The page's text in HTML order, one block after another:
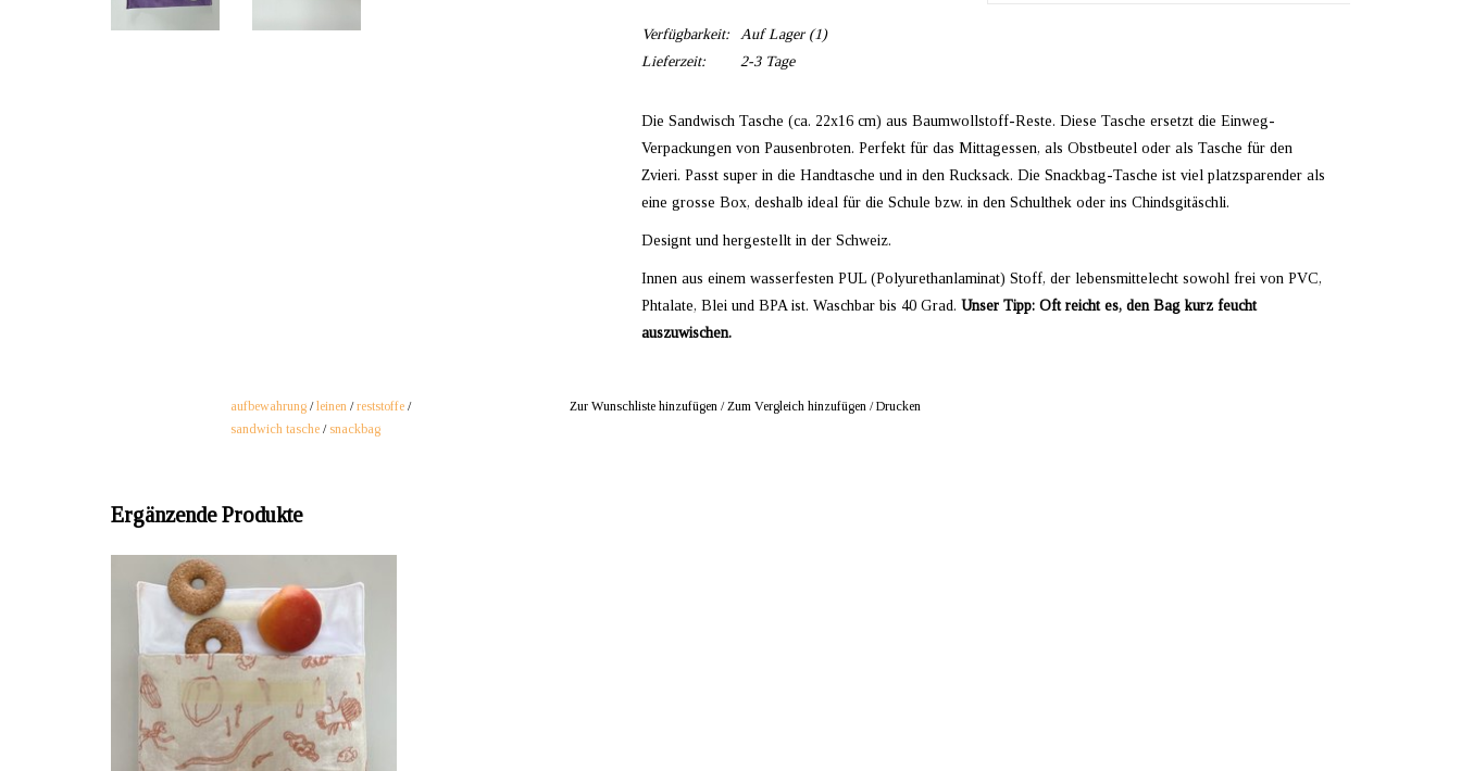
Verfügbarkeit: Auf Lager(1)
Lieferzeit:
2-3 Tage
Die Sandwisch Tasche (ca. 22x16 cm) aus Baumwollstoff-Reste. Diese Tasche ersetzt die Einweg-
Verpackungen von Pausenbroten. Perfekt für das Mittagessen, als Obstbeutel oder als Tasche für den
Zvieri. Passt super in die Handtasche und in den Rucksack. Die Snackbag-Tasche ist viel platzsparender als
eine grosse Box, deshalb ideal für die Schule bzw. in den Schulthek oder ins Chindsgitäschli.
Designt und hergestellt in der Schweiz.
Innen aus einem wasserfesten PUL (Polyurethanlaminat) Stoff, der lebensmittelecht sowohl frei von PVC,
Phtalate, Blei und BPA ist. Waschbar bis 40 Grad. Unser Tipp: Oft reicht es, den Bag kurz feucht
auszuwischen.
aufbewahrung /leinen /reststoffe /
sandwich tasche / snackbag
Zur Wunschliste hinzufügen/Zum Vergleich hinzufügen /Drucken
Ergänzende Produkte
ANBIETER: mustikka.ch Reeta Nagel,
Frauenfeld, Schweiz
Die innen wasserfeste Sandwisch Tasche aus
Bio-Leinenstoff ersetzt die Einweg-Verpackungen
von Pausenbroten. Passt perfekt in die
Handtasche, in den Rucksack, Schulthek oder ins
Chindsgitäschli.